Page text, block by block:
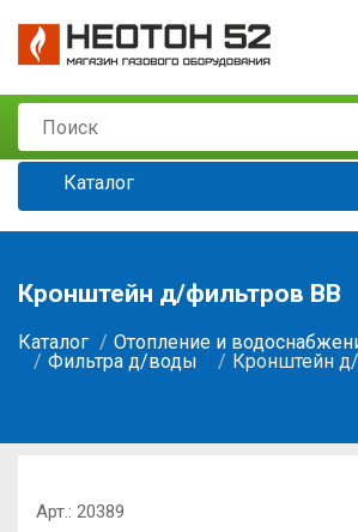
Каталог
Кронштейн д/фильтров ВВ
Каталог
Отопление и
Фильтра д/воды
Кронштейн
Арт.: 20389